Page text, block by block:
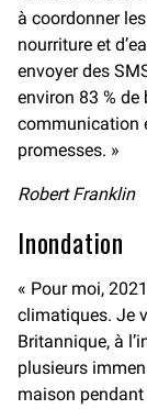
à coordonner
nourriture et
envoyer des
environ 83 %
communication
promesses. »
Robert Franklin
Inondation
« Pour moi,
climatiques. Je
Britannique, à
plusieurs
maison